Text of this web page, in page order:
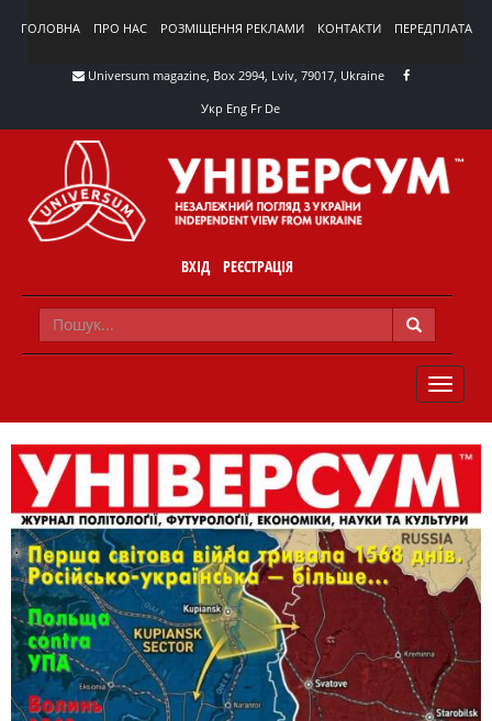
ГОЛОВНА ПРО НАС РОЗМІЩЕННЯ РЕКЛАМИ КОНТАКТИ ПЕРЕДПЛАТА
Universum magazine, Box 2994, Lviv, 79017, Ukraine
Укр Eng FrDe
ВХІД РЕЄСТРАЦІЯ
TOGGLE